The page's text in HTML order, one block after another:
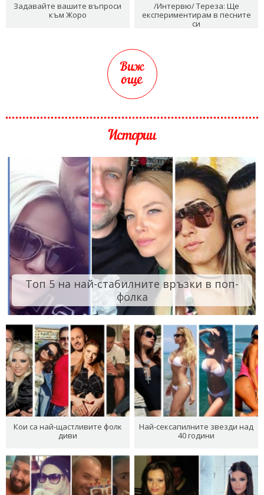
Задавайте вашите въпроси
към Жоро
/Интервю/ Тереза: Ще
експериментирам в песните
си
Виж
още
Истории
Топ 5 на най-стабилните връзки в поп-
фолка
Кои са най-щастливите фолк
диви
Най-сексапилните звезди над
40 години